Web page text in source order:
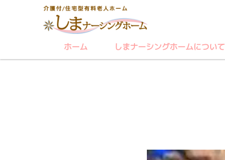
ホーム しまナーシングホームについて